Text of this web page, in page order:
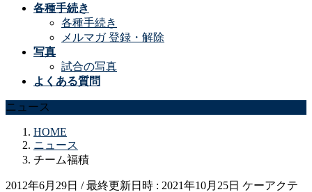
各種手続き
各種手続き
メルマガ 登録・解除
写真
試合の写真
よくある質問
ニュース
HOME
ニュース
チーム福積
2012年6月29日 / 最終更新日時 : 2021年10月25日 ケーアクテ